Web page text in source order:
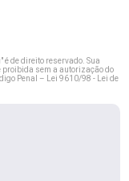
" é de direito reservado. Sua
proibida sem a autorização do
Penal –
Lei 9610/98 - Lei de